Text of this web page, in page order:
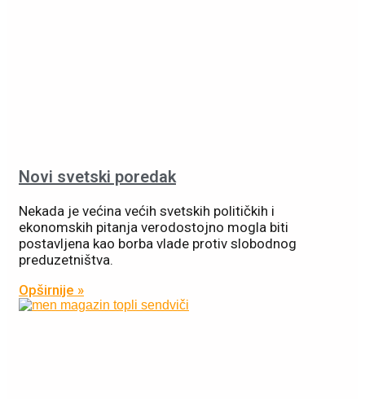
Novi svetski poredak
Nekada je većina većih svetskih političkih i
ekonomskih pitanja verodostojno mogla biti
postavljena kao borba vlade protiv slobodnog
preduzetništva.
Opširnije »